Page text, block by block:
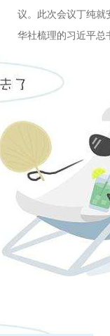
议。此次会议丁纯
华社梳理的习近平
此次宣讲学
生产所作的重要论述
识和应急自救能力，
律法规和制度，积
时消除隐患，严格
应急的安全氛围，
（陈永叶）
相关新闻
2024-02-09 四下
分享到
：
：